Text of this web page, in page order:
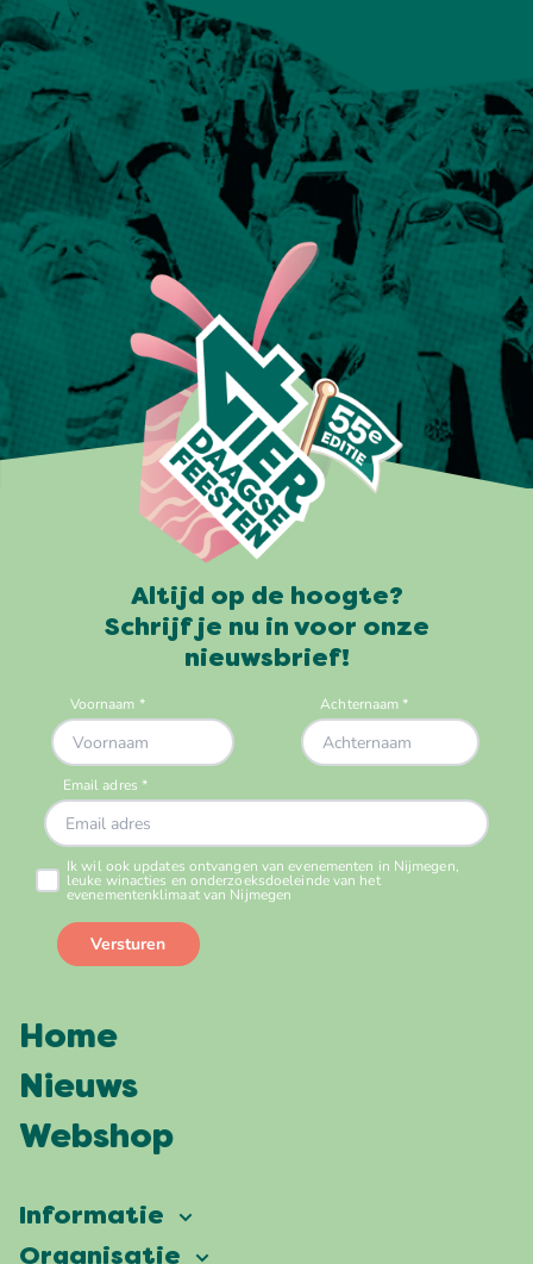
Altijd op de hoogte?
Schrijf je nu in voor onze
nieuwsbrief!
Home
Nieuws
Webshop
Informatie
Vierdaagsefeesten
Organisatie